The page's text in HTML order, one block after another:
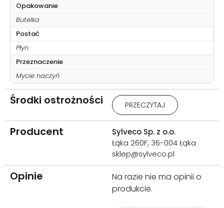
Opakowanie
Butelka
Postać
Płyn
Przeznaczenie
Mycie naczyń
Środki ostrożności
Działa drażniąco na oczy. W
razie konieczności
zasięgnięcia porady lekarza
należy pokazać pojemnik lub
etykietę. Chronić przed
dziećmi. Dokładnie umyć ręce i
dotknięte części ciała po
użyciu. W PRZYPADKU DOSTANIA
SIĘ DO OCZU: Ostrożnie płukać
wodą przez kilka minut. Wyjąć
soczewki kontaktowe, jeżeli są i
PRZECZYTAJ
Producent
Sylveco Sp. z o.o.
Łąka 260F, 36-004 Łąka
sklep@sylveco.pl
Opinie
Na razie nie ma opinii o
produkcie.